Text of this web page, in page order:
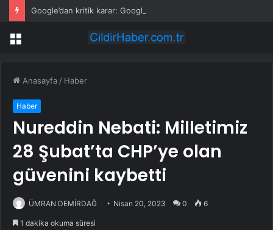
Menü
Anasayfa / Haber
Haber
Nureddin Nebati: Milletimiz
28 Şubat’ta CHP’ye olan
güvenini kaybetti
ÜMRAN DEMİRDAĞ Nisan 20, 2023 0 6
1 dakika okuma süresi